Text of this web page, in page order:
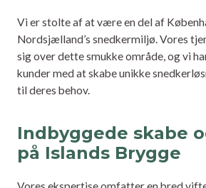
Vi er stolte af at være en del af
Nordsjælland’s snedkermiljø. Vores
sig over dette smukke område, og vi
kunder med at skabe unikke
til deres behov.
Indbyggede skabe
på Islands Brygge